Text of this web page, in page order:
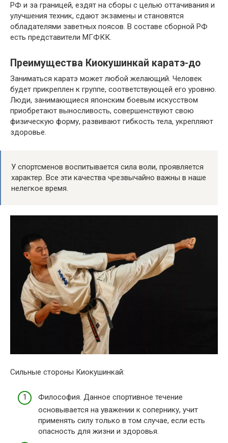
РФ и за границей, ездят на сборы с целью оттачивания и
улучшения техник, сдают экзамены и становятся
обладателями заветных поясов. В составе сборной РФ
есть представители МГФКК.
Преимущества Киокушинкай каратэ-до
Заниматься каратэ может любой желающий. Человек
будет прикреплен к группе, соответствующей его уровню.
Люди, занимающиеся японским боевым искусством
приобретают выносливость, совершенствуют свою
физическую форму, развивают гибкость тела, укрепляют
здоровье.
У спортсменов воспитывается сила воли, проявляется
характер. Все эти качества чрезвычайно важны в наше
нелегкое время.
Сильные стороны Киокушинкай:
Философия. Данное спортивное течение
основывается на уважении к сопернику, учит
применять силу только в том случае, если есть
опасность для жизни и здоровья.